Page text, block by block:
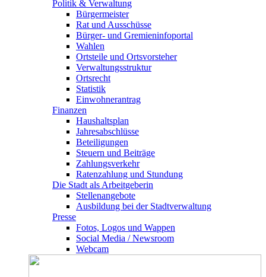
Politik & Verwaltung
Bürgermeister
Rat und Ausschüsse
Bürger- und Gremieninfoportal
Wahlen
Ortsteile und Ortsvorsteher
Verwaltungsstruktur
Ortsrecht
Statistik
Einwohnerantrag
Finanzen
Haushaltsplan
Jahresabschlüsse
Beteiligungen
Steuern und Beiträge
Zahlungsverkehr
Ratenzahlung und Stundung
Die Stadt als Arbeitgeberin
Stellenangebote
Ausbildung bei der Stadtverwaltung
Presse
Fotos, Logos und Wappen
Social Media / Newsroom
Webcam